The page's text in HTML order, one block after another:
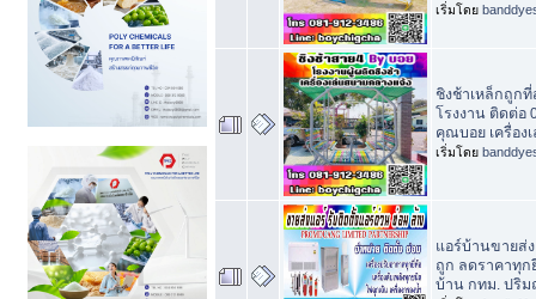
เริ่มโดย
ชิงช้าเหล็กถูก
โรงงาน ติดต่อ
คุณบอย เครื่อง
เริ่มโดย
แอร์บ้านขายส่
ถูก ลดราคาทุก
บ้าน กทม. ปริ